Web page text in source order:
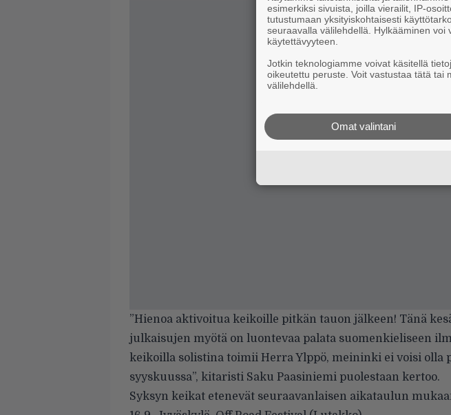
”Hienoa aktivoitua keikoille pitkän tauon jälkeen! Tänä
julkaisujen myötä on luontevaa palata suomenkieliseen
keikoilla solistina toimii Herra Ylppö, meininki ei voisi olla
syyskuussa”, kitaristi Saku Paasiniemi puolestaan kertoo.
Syksyn keikat etenevät seuraavanlaisen aikataulun
esimerkiksi sivuista, joilla vierailit, IP-
tutustumaan yksityiskohtaisesti
seuraavalla välilehdellä. Hylkääminen voi
käytettävyyteen.
Jotkin teknologiamme voivat käsitellä
oikeutettu peruste. Voit vastustaa tätä tai
välilehdellä.
Omat valintani